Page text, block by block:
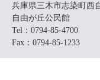
兵庫県三木市志染町西
自由が丘公民館
Tel：0794-85-4700
Fax：0794-85-1233